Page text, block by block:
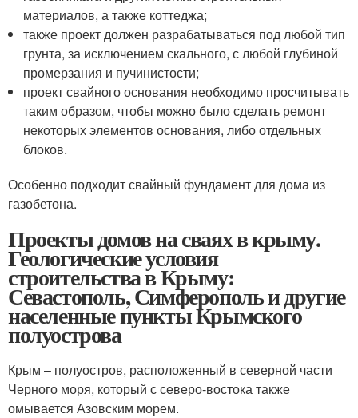
материалов, а также коттеджа;
также проект должен разрабатываться под любой тип
грунта, за исключением скального, с любой глубиной
промерзания и пучинистости;
проект свайного основания необходимо просчитывать
таким образом, чтобы можно было сделать ремонт
некоторых элементов основания, либо отдельных
блоков.
Особенно подходит свайный фундамент для дома из
газобетона.
Проекты домов на сваях в крыму.
Геологические условия
строительства в Крыму:
Севастополь, Симферополь и другие
населенные пункты Крымского
полуострова
Крым – полуостров, расположенный в северной части
Черного моря, который с северо-востока также
омывается Азовским морем.